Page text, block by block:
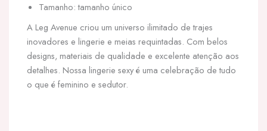
Tamanho: tamanho único
A Leg Avenue criou um universo ilimitado de trajes
inovadores e lingerie e meias requintadas. Com belos
designs, materiais de qualidade e excelente atenção aos
detalhes. Nossa lingerie sexy é uma celebração de tudo
o que é feminino e sedutor.